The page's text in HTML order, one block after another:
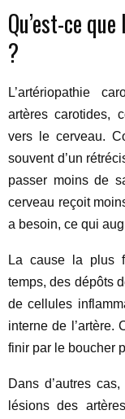
Qu’est-ce
?
L’artériopathie
artères carotides,
vers le cerveau.
souvent d’un
passer moins de
cerveau reçoit
a besoin, ce qui
La cause la plus
temps, des dépôts
de cellules
interne de l’artère.
finir par le boucher
Dans d’autres
lésions des